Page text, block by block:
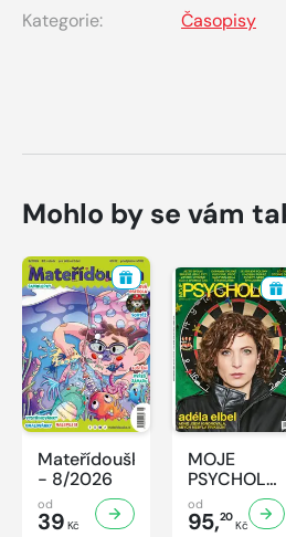
Kategorie:
Časopisy
Mohlo by se vám
Mateřídouška
- 8/2026
od
39 Kč
MOJE
- 8/2026
od
95,20
Kč